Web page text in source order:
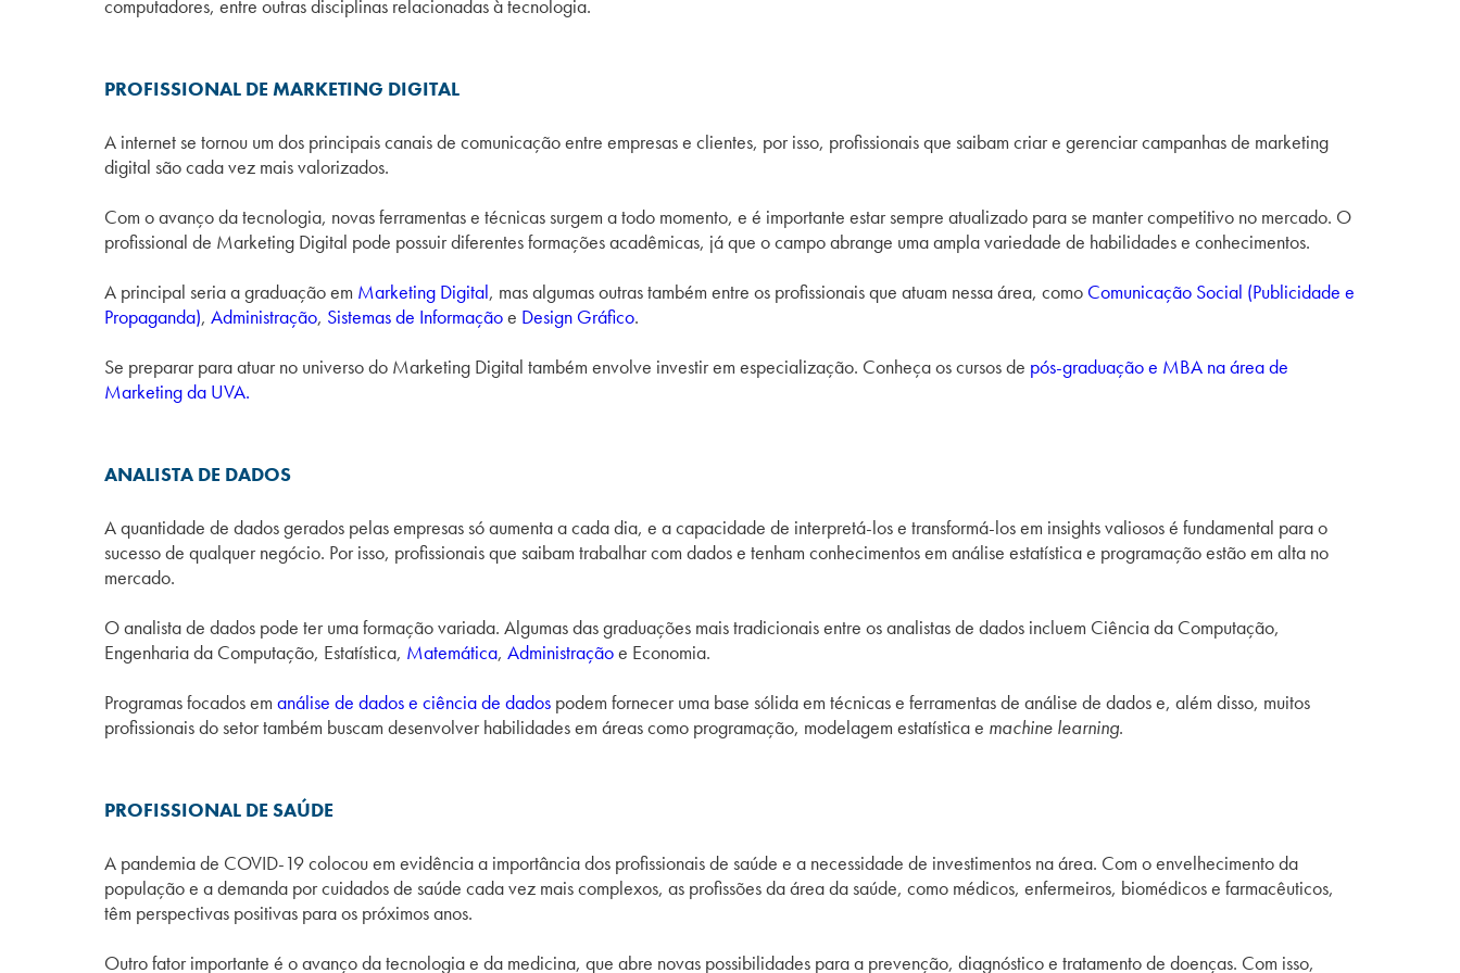
computadores, entre outras disciplinas relacionadas à tecnologia.
PROFISSIONAL DE MARKETING DIGITAL
A internet se tornou um dos principais canais de comunicação entre empresas e clientes, por isso, profissionais que saibam criar e gerenciar campanhas de marketing
digital são cada vez mais valorizados.
Com o avanço da tecnologia, novas ferramentas e técnicas surgem a todo momento, e é importante estar sempre atualizado para se manter competitivo no mercado. O
profissional de Marketing Digital pode possuir diferentes formações acadêmicas, já que o campo abrange uma ampla variedade de habilidades e conhecimentos.
A principal seria a graduação em Marketing Digital, mas algumas outras também entre os profissionais que atuam nessa área, como Comunicação Social (Publicidade e
Propaganda), Administração, Sistemas de Informaçãoe Design Gráfico.
Se preparar para atuar no universo do Marketing Digital também envolve investir em especialização. Conheça os cursos de pós-graduação e MBA na área de
Marketing da UVA.
ANALISTA DE DADOS
A quantidade de dados gerados pelas empresas só aumenta a cada dia, e a capacidade de interpretá-los e transformá-los em insights valiosos é fundamental para o
sucesso de qualquer negócio. Por isso, profissionais que saibam trabalhar com dados e tenham conhecimentos em análise estatística e programação estão em alta no
mercado.
O analista de dados pode ter uma formação variada. Algumas das graduações mais tradicionais entre os analistas de dados incluem Ciência da Computação,
Engenharia da Computação, Estatística, Matemática, Administraçãoe Economia.
Programas focados em análise de dados e ciência de dados podem fornecer uma base sólida em técnicas e ferramentas de análise de dados e, além disso, muitos
profissionais do setor também buscam desenvolver habilidades em áreas como programação, modelagem estatística e machine learning.
PROFISSIONAL DE SAÚDE
A pandemia de COVID-19 colocou em evidência a importância dos profissionais de saúde e a necessidade de investimentos na área. Com o envelhecimento da
população e a demanda por cuidados de saúde cada vez mais complexos, as profissões da área da saúde, como médicos, enfermeiros, biomédicos e farmacêuticos,
têm perspectivas positivas para os próximos anos.
Outro fator importante é o avanço da tecnologia e da medicina, que abre novas possibilidades para a prevenção, diagnóstico e tratamento de doenças. Com isso,